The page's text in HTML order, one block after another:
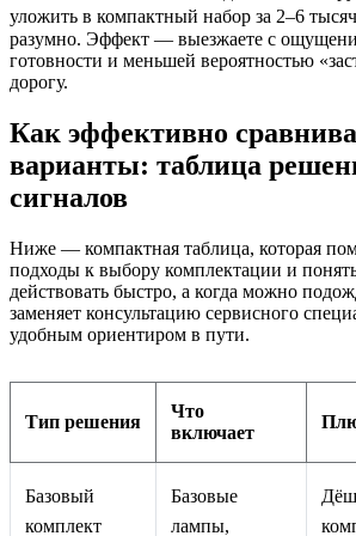
уложить в компактный набор за 2–6
разумно. Эффект — выезжаете с
готовности и меньшей вероятностью
дорогу.
Как эффективно
варианты: таблица
сигналов
Ниже — компактная таблица, которая
подходы к выбору комплектации и
действовать быстро, а когда можно
заменяет консультацию сервисного
удобным ориентиром в пути.
Тип решения
Что
включает
Базовый
комплект
Базовые
лампы,